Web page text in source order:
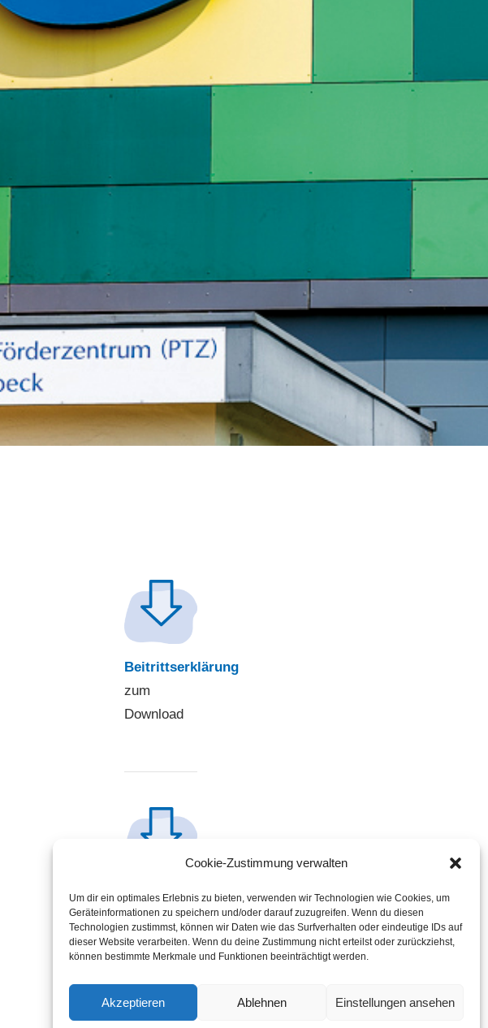
Cookie-Zustimmung verwalten
Um dir ein optimales Erlebnis zu bieten, verwenden wir Technologien wie Cookies, um
Geräteinformationen zu speichern und/oder darauf zuzugreifen. Wenn du diesen
Technologien zustimmst, können wir Daten wie das Surfverhalten oder eindeutige IDs auf
dieser Website verarbeiten. Wenn du deine Zustimmung nicht erteilst oder zurückziehst,
können bestimmte Merkmale und Funktionen beeinträchtigt werden.
Akzeptieren Ablehnen Einstellungen ansehen
Beitrittserklärung
zum
Download
SEPA-
Lastschrift-
Mandat
zum
Download